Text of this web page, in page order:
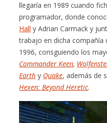
llegaría en 1989 cuando
programador, donde
Hall y Adrian Carmack y
trabajo en dicha compañía
1996, consguiendo los
Commander Keen,
Earth y Quake, además de
Hexen: Beyond Heretic.